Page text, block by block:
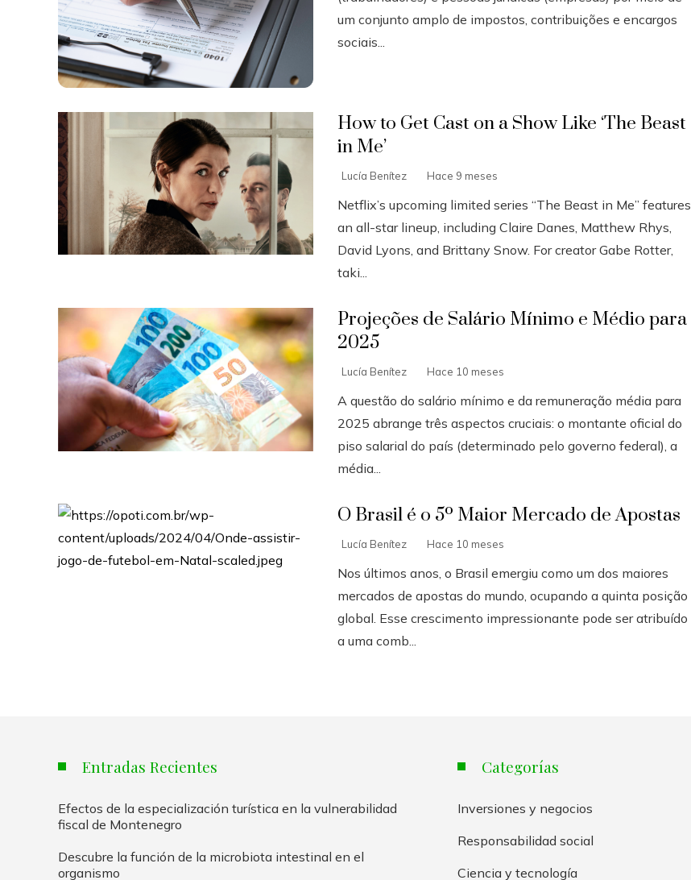
um conjunto amplo de impostos, contribuições e encargos
sociais...
How to Get Cast on a Show Like ‘The Beast
in Me’
Lucía Benítez Hace 9 meses
Netflix’s upcoming limited series “The Beast in Me” features
an all-star lineup, including Claire Danes, Matthew Rhys,
David Lyons, and Brittany Snow. For creator Gabe Rotter,
taki...
Projeções de Salário Mínimo e Médio para
2025
Lucía Benítez Hace 10 meses
A questão do salário mínimo e da remuneração média para
2025 abrange três aspectos cruciais: o montante oficial do
piso salarial do país (determinado pelo governo federal), a
média...
O Brasil é o 5º Maior Mercado de Apostas
Lucía Benítez Hace 10 meses
Nos últimos anos, o Brasil emergiu como um dos maiores
mercados de apostas do mundo, ocupando a quinta posição
global. Esse crescimento impressionante pode ser atribuído
a uma comb...
Entradas Recientes
Efectos de la especialización turística en la vulnerabilidad
fiscal de Montenegro
Descubre la función de la microbiota intestinal en el
organismo
Categorías
Inversiones y negocios
Responsabilidad social
Ciencia y tecnología